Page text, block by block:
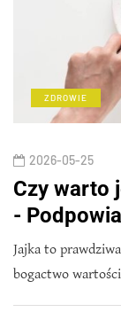
ZDROWIE
2026-05-25
Czy warto
-
Jajka to
bogactwo